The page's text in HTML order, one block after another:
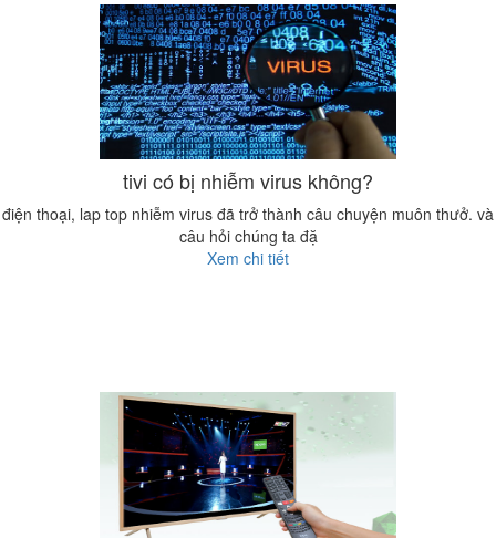
tivi có bị nhiễm virus không?
điện thoại, lap top nhiễm virus đã trở thành câu chuyện muôn thưở. và
câu hỏi chúng ta đặ
Xem chi tiết